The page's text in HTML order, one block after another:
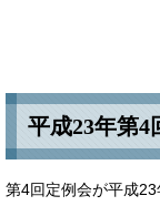
平成23年第4
第4回定例会が平成